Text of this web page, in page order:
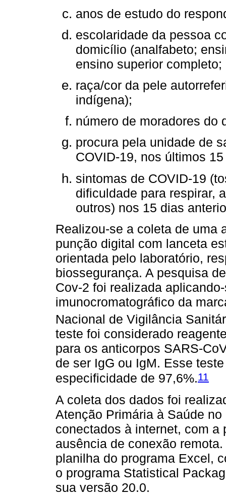
anos de estudo do
escolaridade da pessoa
domicílio (analfabeto;
ensino superior
raça/cor da pele
indígena);
número de moradores do
procura pela unidade de
COVID-19, nos últimos
sintomas de COVID-19
dificuldade para respirar,
outros) nos 15 dias
Realizou-se a coleta de uma
punção digital com lanceta
orientada pelo laboratório,
biossegurança. A pesquisa
Cov-2 foi realizada
imunocromatográfico da
Nacional de Vigilância
teste foi considerado
para os anticorpos SARS-
de ser IgG ou IgM. Esse
especificidade de 97,6%.11
A coleta dos dados foi
Atenção Primária à Saúde
conectados à internet, com
ausência de conexão
planilha do programa Excel,
o programa Statistical
sua versão 20.0.